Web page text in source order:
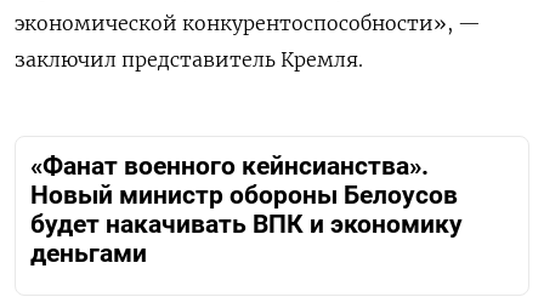
экономической конкурентоспособности», —
заключил представитель Кремля.
«Фанат военного кейнсианства».
Новый министр обороны Белоусов
будет накачивать ВПК и экономику
деньгами